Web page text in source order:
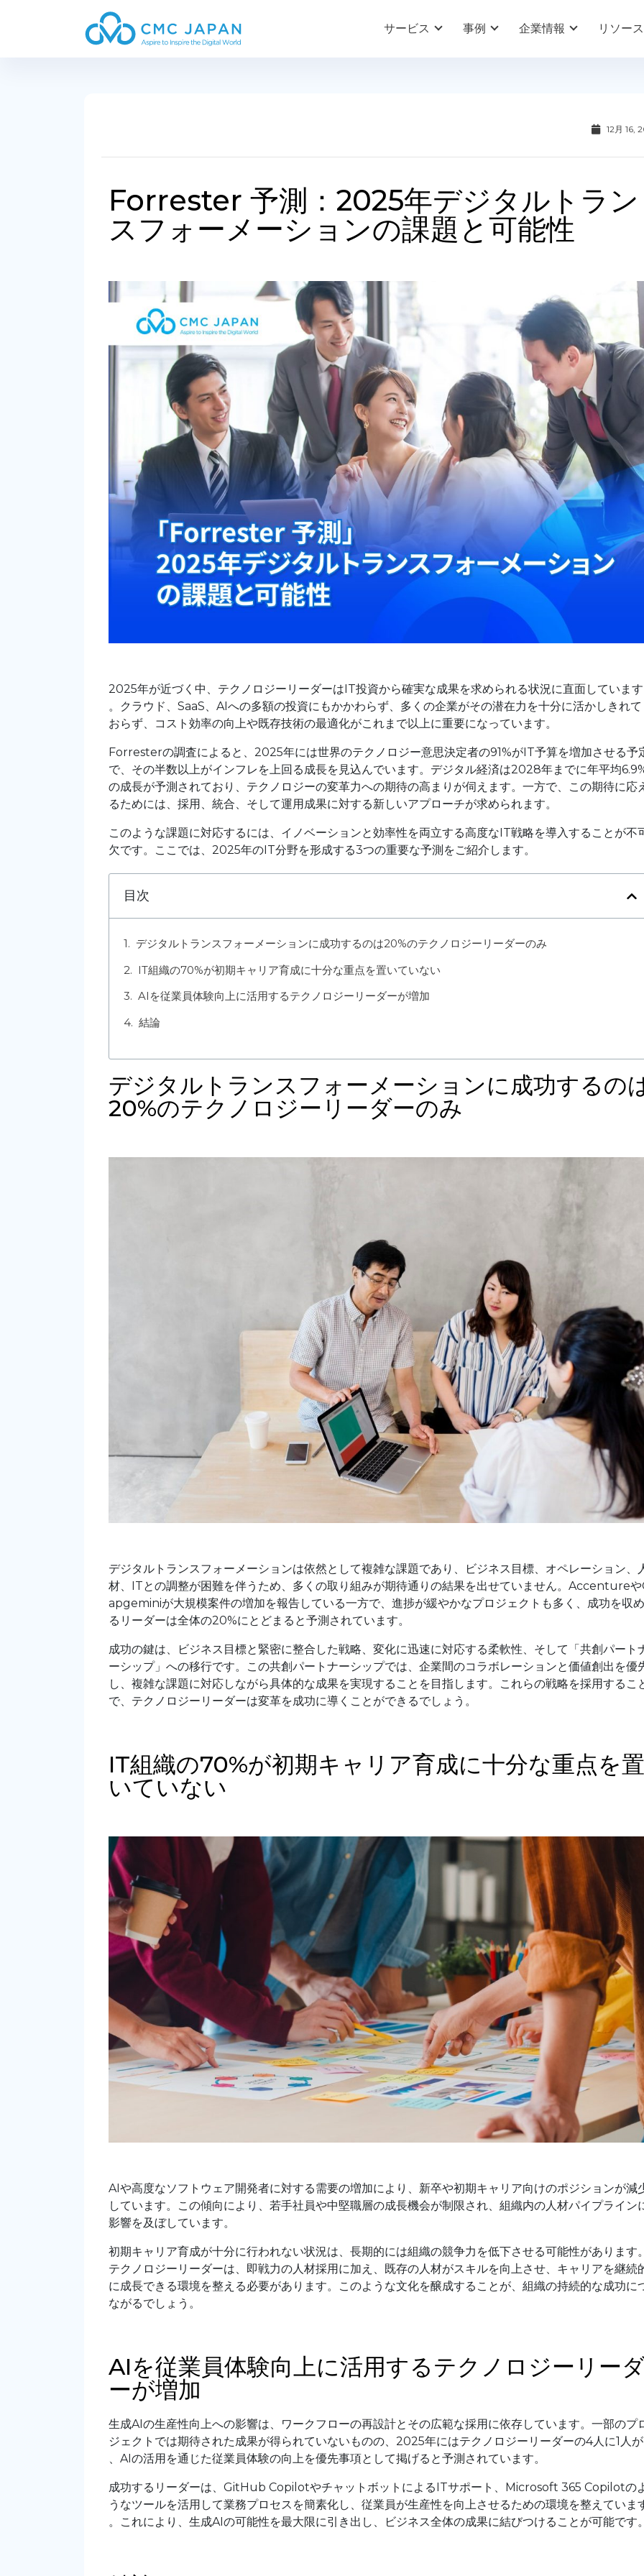
サービス 事例 企業情報 リソース
12月 16,
Forrester 予測：2025年デジタルトラン
スフォーメーションの課題と可能性
2025年が近づく中、テクノロジーリーダーはIT投資から確実な成果を求められる状況に直面しています
。クラウド、SaaS、AIへの多額の投資にもかかわらず、多くの企業がその潜在力を十分に活かしきれて
おらず、コスト効率の向上や既存技術の最適化がこれまで以上に重要になっています。
Forresterの調査によると、2025年には世界のテクノロジー意思決定者の91%がIT予算を増加させる予
で、その半数以上がインフレを上回る成長を見込んでいます。デジタル経済は2028年までに年平均
の成長が予測されており、テクノロジーの変革力への期待の高まりが伺えます。一方で、この期待に応
るためには、採用、統合、そして運用成果に対する新しいアプローチが求められます。
このような課題に対応するには、イノベーションと効率性を両立する高度なIT戦略を導入することが不
欠です。ここでは、2025年のIT分野を形成する3つの重要な予測をご紹介します。
目次
デジタルトランスフォーメーションに成功するのは20%のテクノロジーリーダーのみ
IT組織の70%が初期キャリア育成に十分な重点を置いていない
AIを従業員体験向上に活用するテクノロジーリーダーが増加
結論
デジタルトランスフォーメーションに成功するの
20%のテクノロジーリーダーのみ
デジタルトランスフォーメーションは依然として複雑な課題であり、ビジネス目標、オペレーション、
材、ITとの調整が困難を伴うため、多くの取り組みが期待通りの結果を出せていません。Accentureや
apgeminiが大規模案件の増加を報告している一方で、進捗が緩やかなプロジェクトも多く、成功を収め
るリーダーは全体の20%にとどまると予測されています。
成功の鍵は、ビジネス目標と緊密に整合した戦略、変化に迅速に対応する柔軟性、そして「共創パート
ーシップ」への移行です。この共創パートナーシップでは、企業間のコラボレーションと価値創出を優
し、複雑な課題に対応しながら具体的な成果を実現することを目指します。これらの戦略を採用するこ
で、テクノロジーリーダーは変革を成功に導くことができるでしょう。
IT組織の70%が初期キャリア育成に十分な重点を置
いていない
AIや高度なソフトウェア開発者に対する需要の増加により、新卒や初期キャリア向けのポジションが減
しています。この傾向により、若手社員や中堅職層の成長機会が制限され、組織内の人材パイプライン
影響を及ぼしています。
初期キャリア育成が十分に行われない状況は、長期的には組織の競争力を低下させる可能性があります
テクノロジーリーダーは、即戦力の人材採用に加え、既存の人材がスキルを向上させ、キャリアを継続
に成長できる環境を整える必要があります。このような文化を醸成することが、組織の持続的な成功に
ながるでしょう。
AIを従業員体験向上に活用するテクノロジーリー
ーが増加
生成AIの生産性向上への影響は、ワークフローの再設計とその広範な採用に依存しています。一部のプ
ジェクトでは期待された成果が得られていないものの、2025年にはテクノロジーリーダーの4人に1人が
、AIの活用を通じた従業員体験の向上を優先事項として掲げると予測されています。
成功するリーダーは、GitHub CopilotやチャットボットによるITサポート、Microsoft 365 Copilotの
うなツールを活用して業務プロセスを簡素化し、従業員が生産性を向上させるための環境を整えていま
。これにより、生成AIの可能性を最大限に引き出し、ビジネス全体の成果に結びつけることが可能です